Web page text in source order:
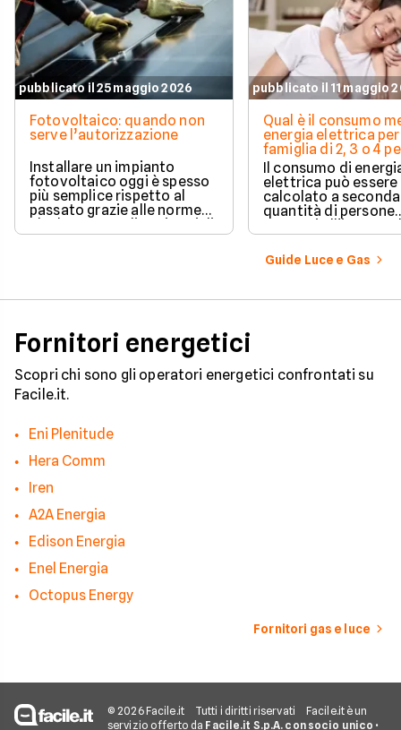
pubblicato il 25 maggio 2026
Fotovoltaico: quando non
serve l’autorizzazione
Installare un impianto
fotovoltaico oggi è spesso
più semplice rispetto al
passato grazie alle norme
che hanno ampliato i casi di
edilizia libera.
pubblicato il 11 maggio
Qual è il consumo
energia elettrica per
famiglia di 2, 3 o 4
Il consumo di
elettrica può essere
calcolato a
quantità di persone
presenti all'interno
determinato
numerosi i fattori
influenzano questo
considerazione per
Guide Luce e Gas
Fornitori energetici
Scopri chi sono gli operatori energetici confrontati su
Facile.it.
Eni Plenitude
Hera Comm
Iren
A2A Energia
Edison Energia
Enel Energia
Octopus Energy
Fornitori gas e luce
© 2026 Facile.it Tutti i diritti riservati
Facile.it è un
servizio offerto da Facile.it S.p.A. con socio unico •